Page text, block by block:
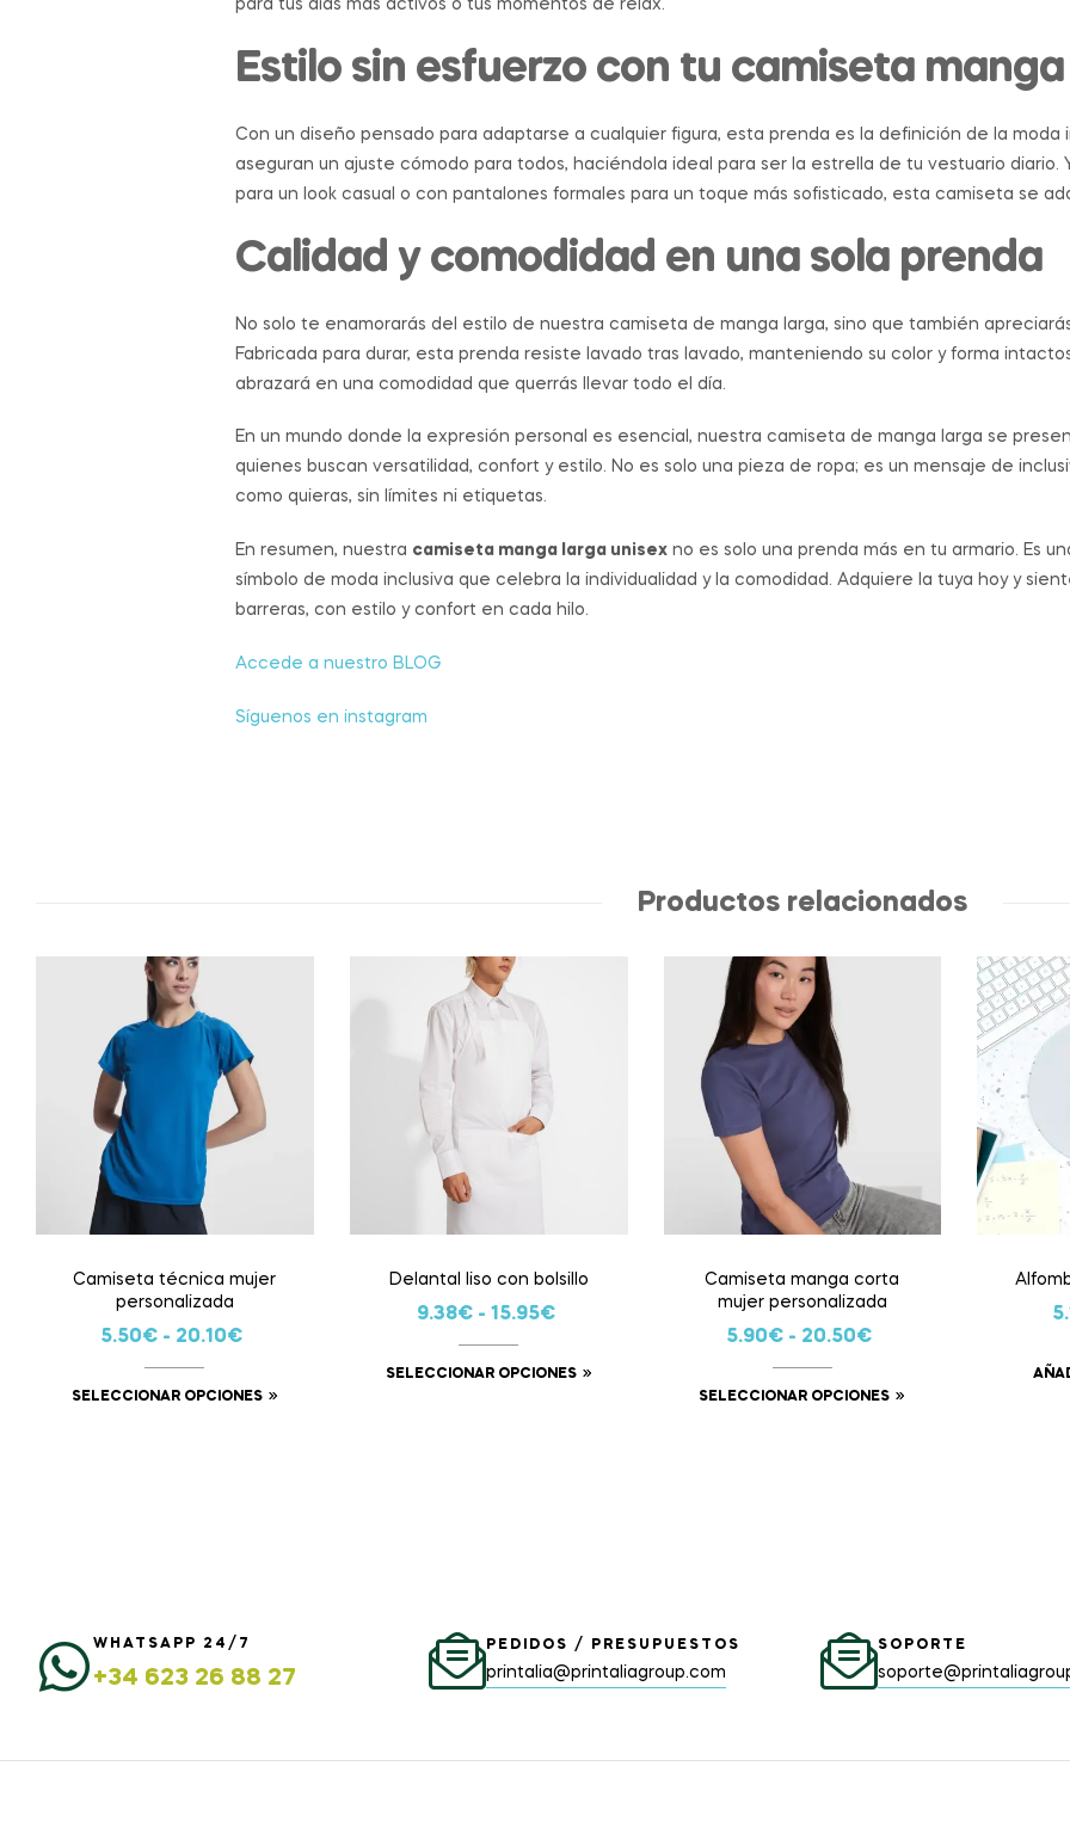
para tus días más activos o tus momentos de relax.
Estilo sin esfuerzo con tu camiseta
Con un diseño pensado para adaptarse a cualquier figura, esta prenda es la definición de la moda
aseguran un ajuste cómodo para todos, haciéndola ideal para ser la estrella de tu vestuario diario.
para un look casual o con pantalones formales para un toque más sofisticado, esta camiseta se
Calidad y comodidad en una sola prenda
No solo te enamorarás del estilo de nuestra camiseta de manga larga, sino que también
Fabricada para durar, esta prenda resiste lavado tras lavado, manteniendo su color y forma
abrazará en una comodidad que querrás llevar todo el día.
En un mundo donde la expresión personal es esencial, nuestra camiseta de manga larga se
quienes buscan versatilidad, confort y estilo. No es solo una pieza de ropa; es un mensaje de
como quieras, sin límites ni etiquetas.
En resumen, nuestra camiseta manga larga unisex no es solo una prenda más en tu armario. Es
símbolo de moda inclusiva que celebra la individualidad y la comodidad. Adquiere la tuya hoy y
barreras, con estilo y confort en cada hilo.
Accede a nuestro BLOG
Síguenos en instagram
Productos relacionados
Camiseta técnica mujer
personalizada
5.50€ - 20.10€
SELECCIONAR OPCIONES
Delantal liso con bolsillo
9.38€- 15.95€
SELECCIONAR OPCIONES
Camiseta manga corta
mujer personalizada
5.90€ - 20.50€
SELECCIONAR OPCIONES
WHATSAPP 24/7
+34 623 26 88 27
PEDIDOS / PRESUPUESTOS
printalia@printaliagroup.com
SOPORTE